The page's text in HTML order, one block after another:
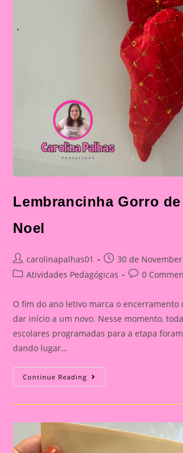
Lembrancinha Gorro de
Noel
Post
author:
carolinapalhas01
Post
published:
30 de
PostAtividades Pedagógicas
Post0
O fim do ano letivo marca o encerramento
dar início a um novo. Nesse momento,
escolares programadas para a etapa
dando lugar…
Continue Reading Lembrancinha
Gorro
Papai